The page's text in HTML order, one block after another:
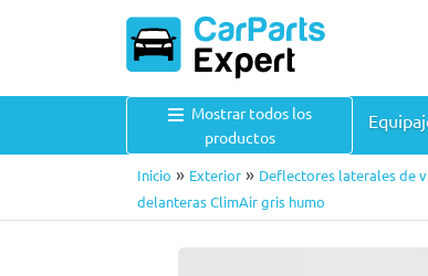
productos
Inicio » Exterior » Deflectores laterales de
delanteras ClimAir gris humo